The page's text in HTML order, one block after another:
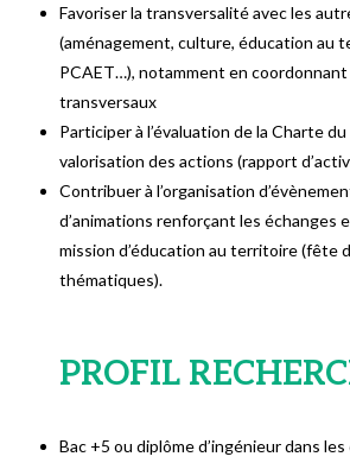
Favoriser la transversalité avec les
(aménagement, culture, éducation au
PCAET…), notamment en
transversaux
Participer à l’évaluation de la Charte du
valorisation des actions (rapport
Contribuer à l’organisation
d’animations renforçant les échanges
mission d’éducation au territoire (fête
thématiques).
PROFIL
Bac +5 ou diplôme d’ingénieur dans